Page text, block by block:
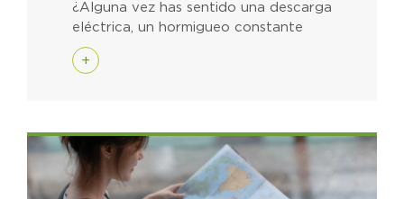
¿Alguna vez has sentido una descarga
eléctrica, un hormigueo constante
+